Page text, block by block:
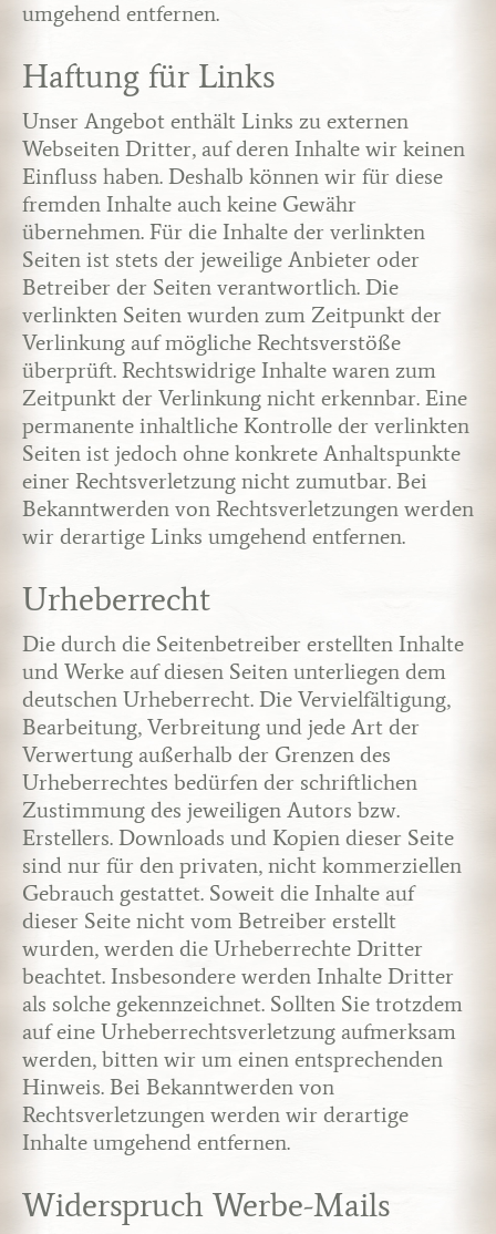
umgehend entfernen.
Haftung für Links
Unser Angebot enthält Links zu externen
Webseiten Dritter, auf deren Inhalte wir keinen
Einfluss haben. Deshalb können wir für diese
fremden Inhalte auch keine Gewähr
übernehmen. Für die Inhalte der verlinkten
Seiten ist stets der jeweilige Anbieter oder
Betreiber der Seiten verantwortlich. Die
verlinkten Seiten wurden zum Zeitpunkt der
Verlinkung auf mögliche Rechtsverstöße
überprüft. Rechtswidrige Inhalte waren zum
Zeitpunkt der Verlinkung nicht erkennbar. Eine
permanente inhaltliche Kontrolle der verlinkten
Seiten ist jedoch ohne konkrete Anhaltspunkte
einer Rechtsverletzung nicht zumutbar. Bei
Bekanntwerden von Rechtsverletzungen werden
wir derartige Links umgehend entfernen.
Urheberrecht
Die durch die Seitenbetreiber erstellten Inhalte
und Werke auf diesen Seiten unterliegen dem
deutschen Urheberrecht. Die Vervielfältigung,
Bearbeitung, Verbreitung und jede Art der
Verwertung außerhalb der Grenzen des
Urheberrechtes bedürfen der schriftlichen
Zustimmung des jeweiligen Autors bzw.
Erstellers. Downloads und Kopien dieser Seite
sind nur für den privaten, nicht kommerziellen
Gebrauch gestattet. Soweit die Inhalte auf
dieser Seite nicht vom Betreiber erstellt
wurden, werden die Urheberrechte Dritter
beachtet. Insbesondere werden Inhalte Dritter
als solche gekennzeichnet. Sollten Sie trotzdem
auf eine Urheberrechtsverletzung aufmerksam
werden, bitten wir um einen entsprechenden
Hinweis. Bei Bekanntwerden von
Rechtsverletzungen werden wir derartige
Inhalte umgehend entfernen.
Widerspruch Werbe-Mails